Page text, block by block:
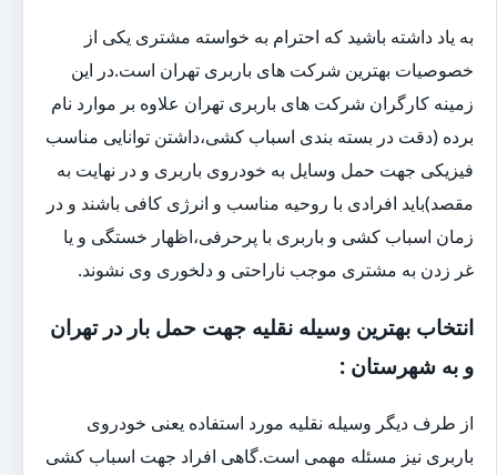
به یاد داشته باشید که احترام به خواسته مشتری یکی از
خصوصیات بهترین شرکت های باربری تهران است.در این
زمینه کارگران شرکت های باربری تهران علاوه بر موارد نام
برده (دقت در بسته بندی اسباب کشی،داشتن توانایی مناسب
فیزیکی جهت حمل وسایل به خودروی باربری و در نهایت به
مقصد)باید افرادی با روحیه مناسب و انرژی کافی باشند و در
زمان اسباب کشی و باربری با پرحرفی،اظهار خستگی و یا
غر زدن به مشتری موجب ناراحتی و دلخوری وی نشوند.
انتخاب بهترین وسیله نقلیه جهت حمل بار در تهران
و به شهرستان :
از طرف دیگر وسیله نقلیه مورد استفاده یعنی خودروی
باربری نیز مسئله مهمی است.گاهی افراد جهت اسباب کشی